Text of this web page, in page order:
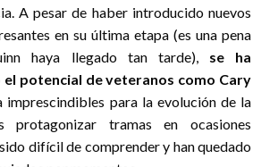
A pesar de haber introducido nuevos
en su última etapa (es una pena
haya llegado tan tarde), se ha
potencial de veteranos como Cary
imprescindibles para la evolución de la
protagonizar tramas en ocasiones
difícil de comprender y han quedado